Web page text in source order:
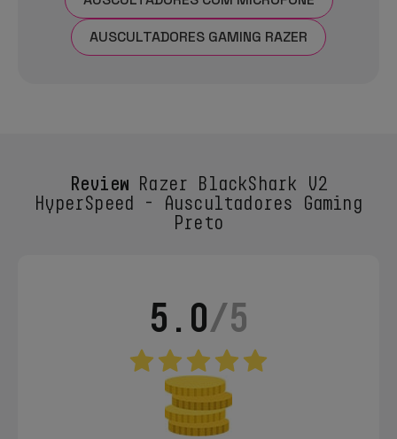
AUSCULTADORES GAMING RAZER
Review Razer BlackShark V2
HyperSpeed - Auscultadores Gaming
Preto
5.0/5